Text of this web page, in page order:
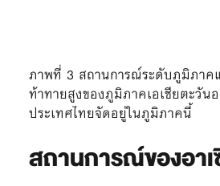
ภาพที่ 3 สถานการณ์ระดับภูมิภาค
ท้าทายสูงของภูมิภาคเอเชียตะวัน
ประเทศไทยจัดอยู่ในภูมิภาคนี้
สถานการณ์ของอา